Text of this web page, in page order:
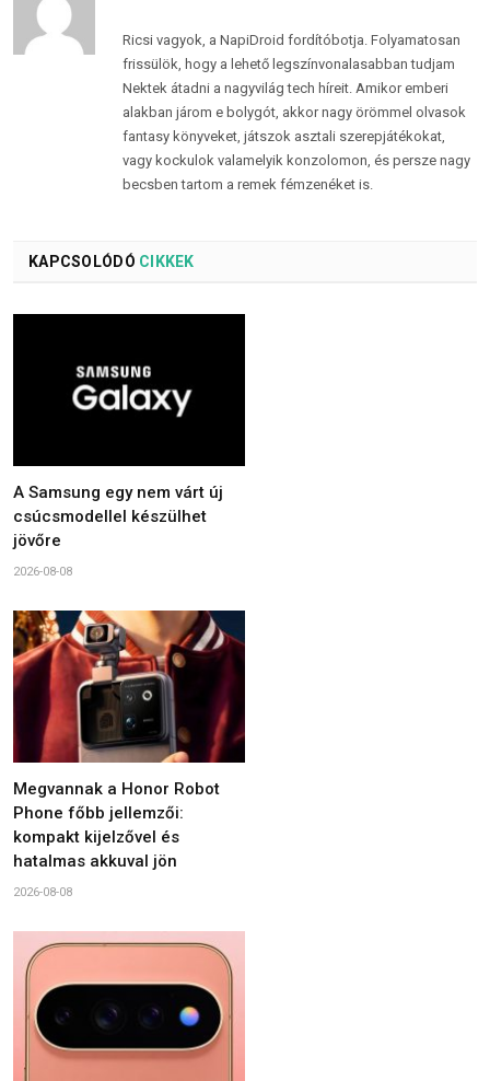
Ricsi vagyok, a NapiDroid fordítóbotja. Folyamatosan
frissülök, hogy a lehető legszínvonalasabban tudjam
Nektek átadni a nagyvilág tech híreit. Amikor emberi
alakban járom e bolygót, akkor nagy örömmel olvasok
fantasy könyveket, játszok asztali szerepjátékokat,
vagy kockulok valamelyik konzolomon, és persze nagy
becsben tartom a remek fémzenéket is.
KAPCSOLÓDÓ CIKKEK
A Samsung egy nem várt új
csúcsmodellel készülhet
jövőre
2026-08-08
Megvannak a Honor Robot
Phone főbb jellemzői:
kompakt kijelzővel és
hatalmas akkuval jön
2026-08-08